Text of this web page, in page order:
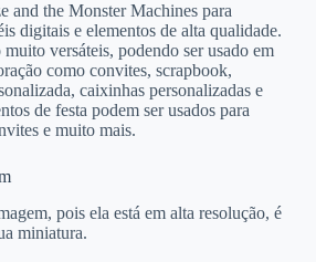
and the Monster Machines para
digitais e elementos de alta qualidade.
versáteis, podendo ser usado em
como convites, scrapbook,
caixinhas personalizadas e
de festa podem ser usados para
e muito mais.
pois ela está em alta resolução, é
miniatura.